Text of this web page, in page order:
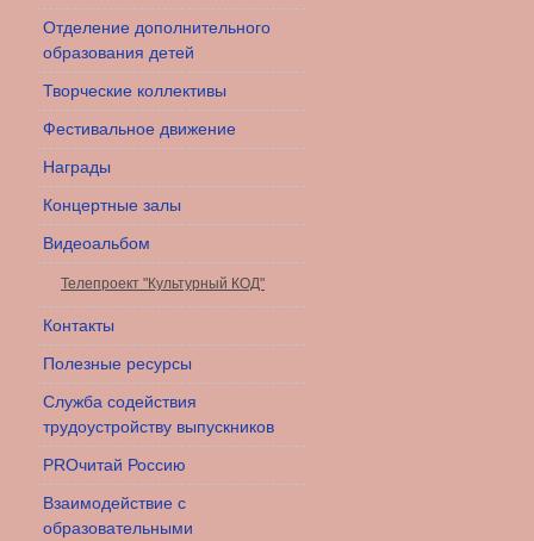
Отделение дополнительного
образования детей
Творческие коллективы
Фестивальное движение
Награды
Концертные залы
Видеоальбом
Телепроект "Культурный КОД"
Контакты
Полезные ресурсы
Служба содействия
трудоустройству выпускников
PROчитай Россию
Взаимодействие с
образовательными